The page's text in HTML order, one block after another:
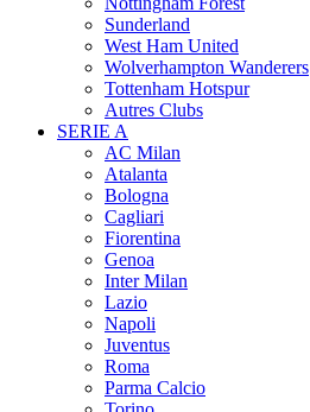
Sunderland
West Ham United
Wolverhampton Wanderers
Tottenham Hotspur
Autres Clubs
SERIE A
AC Milan
Atalanta
Bologna
Cagliari
Fiorentina
Genoa
Inter Milan
Lazio
Napoli
Juventus
Roma
Parma Calcio